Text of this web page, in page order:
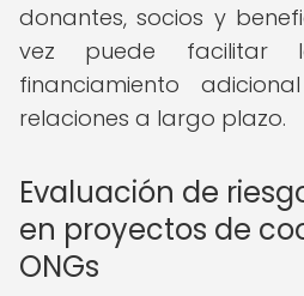
donantes, socios y
vez puede facilitar
financiamiento
relaciones a largo plazo.
Evaluación de
en proyectos de
ONGs